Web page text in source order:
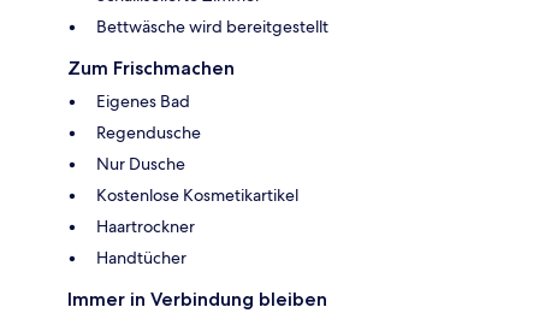
Bettwäsche wird bereitgestellt
Zum Frischmachen
Eigenes Bad
Regendusche
Nur Dusche
Kostenlose Kosmetikartikel
Haartrockner
Handtücher
Immer in Verbindung bleiben